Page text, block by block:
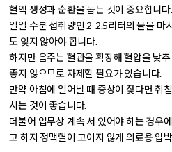
혈액 생성과 순환을 돕는 것이 중요합니다.
일일 수분 섭취량인 2-2.5리터의 물을 마
도 잊지 않아야 합니다.
하지만음주는 혈관을 확장해 혈압을 낮
좋지 않으므로 자제할 필요가 있습니다.
만약 아침에 일어날 때 증상이 잦다면 취
시는 것이 좋습니다.
더불어 업무상 계속 서 있어야 하는 경우
고 하지 정맥혈이 고이지 않게 의료용 압